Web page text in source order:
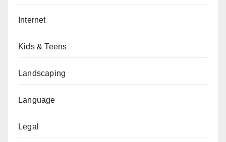
Internet
Kids & Teens
Landscaping
Language
Legal